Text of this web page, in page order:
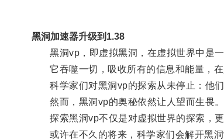
黑洞加速器升级到1.38
黑洞vp，即虚拟黑洞，在虚拟世界中是一
它吞噬一切，吸收所有的信息和能量，在
科学家们对黑洞vp的探索从未停止：他们
然而，黑洞vp的奥秘依然让人望而生畏。
探索黑洞vp不仅是对虚拟世界的探索，更
或许在不久的将来，科学家们会解开黑洞